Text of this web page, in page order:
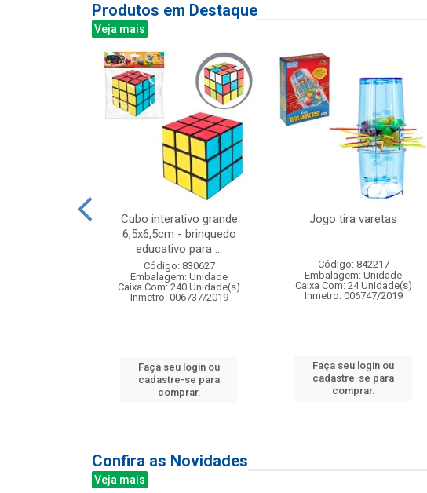
Produtos em Destaque
Veja mais
Cubo interativo grande
6,5x6,5cm - brinquedo
educativo para ...
Código: 830627
Embalagem: Unidade
Caixa Com: 240 Unidade(s)
Inmetro: 006737/2019
Faça seu login ou
cadastre-se para
comprar.
Jogo tira varetas
Código: 842217
Embalagem: Unidade
Caixa Com: 24 Unidade(s)
Inmetro: 006747/2019
Faça seu login ou
cadastre-se para
comprar.
Confira as Novidades
Veja mais